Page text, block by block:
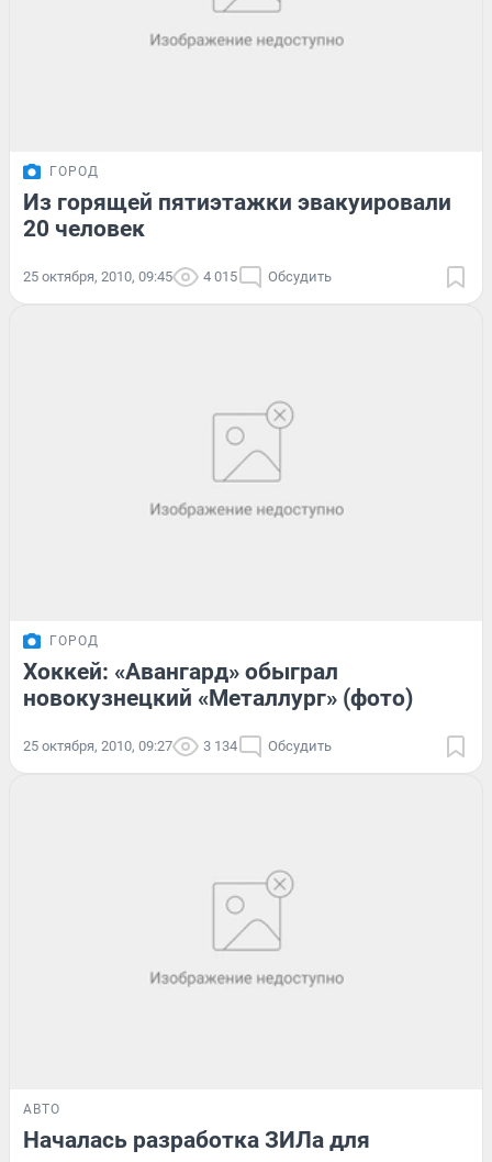
ГОРОД
Из горящей пятиэтажки эвакуировали
20 человек
25 октября, 2010, 09:45 4 015 Обсудить
ГОРОД
Хоккей: «Авангард» обыграл
новокузнецкий «Металлург» (фото)
25 октября, 2010, 09:27 3 134 Обсудить
АВТО
Началась разработка ЗИЛа для